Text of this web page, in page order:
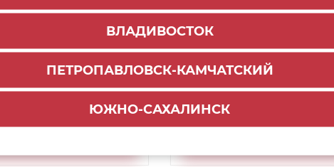
ВЛАДИВОСТОК
ПЕТРОПАВЛОВСК-КАМЧАТСКИЙ
ЮЖНО-САХАЛИНСК
мебельная орех
П/ЗАКАЗ
- +
Шпатлевка мебельная яблоня
локарно П/ЗАКАЗ
-